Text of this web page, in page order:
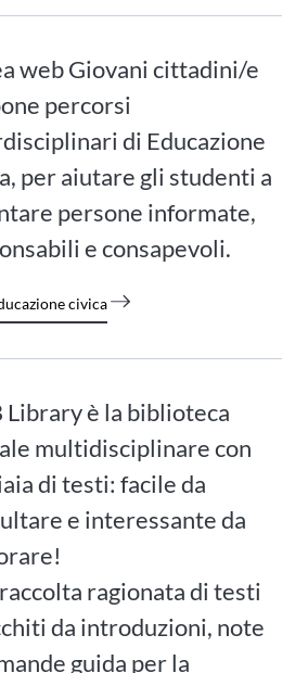
web Giovani cittadini/e
percorsi
di Educazione
per aiutare gli studenti a
persone informate,
e consapevoli.
civica
Library è la biblioteca
multidisciplinare con
di testi: facile da
e interessante da
ragionata di testi
da introduzioni, note
guida per la